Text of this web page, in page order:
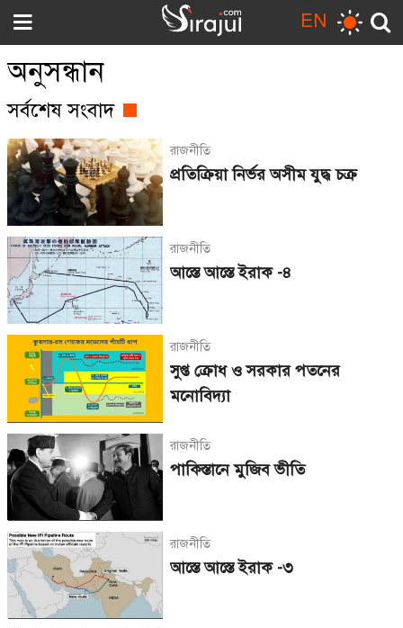
EN
অনুসন্ধান
সর্বশেষ সংবাদ
রাজনীতি
প্রতিক্রিয়া নির্ভর অসীম যুদ্ধ চক্র
রাজনীতি
আস্তে আস্তে ইরাক -৪
রাজনীতি
সুপ্ত ক্রোধ ও সরকার পতনের
মনোবিদ্যা
রাজনীতি
পাকিস্তানে মুজিব ভীতি
রাজনীতি
আস্তে আস্তে ইরাক -৩